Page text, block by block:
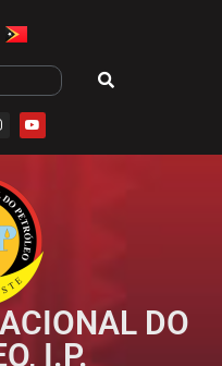
DO
I.P.